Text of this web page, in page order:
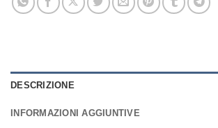
DESCRIZIONE
INFORMAZIONI AGGIUNTIVE